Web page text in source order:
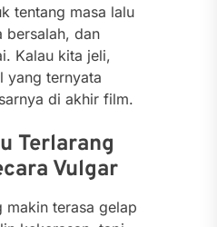
tentang masa lalu
bersalah, dan
Kalau kita jeli,
yang ternyata
di akhir film.
Terlarang
Vulgar
makin terasa gelap